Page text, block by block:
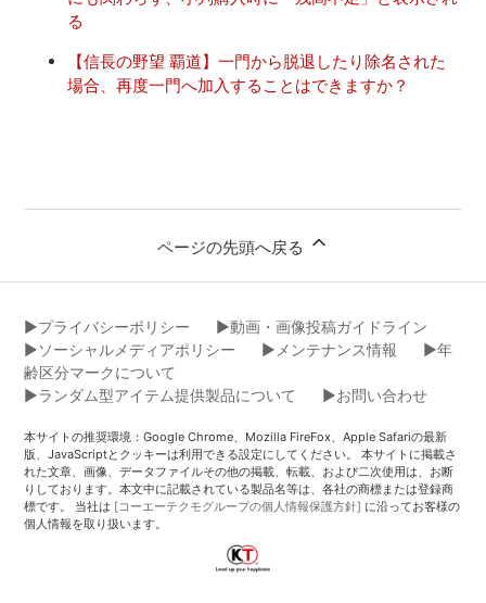
る
【信長の野望 覇道】一門から脱退したり除名された
場合、再度一門へ加入することはできますか？
ページの先頭へ戻る
▶︎プライバシーポリシー
▶︎動画・画像投稿ガイドライン
▶︎ソーシャルメディアポリシー
▶︎メンテナンス情報
▶︎年
齢区分マークについて
▶︎ランダム型アイテム提供製品について
▶︎お問い合わせ
本サイトの推奨環境：Google Chrome、Mozilla FireFox、Apple Safariの最新
版、JavaScriptとクッキーは利用できる設定にしてください。 本サイトに掲載さ
れた文章、画像、データファイルその他の掲載、転載、および二次使用は、お断
りしております。本文中に記載されている製品名等は、各社の商標または登録商
標です。 当社は [コーエーテクモグループの個人情報保護方針] に沿ってお客様の
個人情報を取り扱います。